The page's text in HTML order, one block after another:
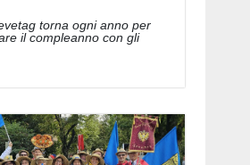
torna ogni anno per
il compleanno con gli